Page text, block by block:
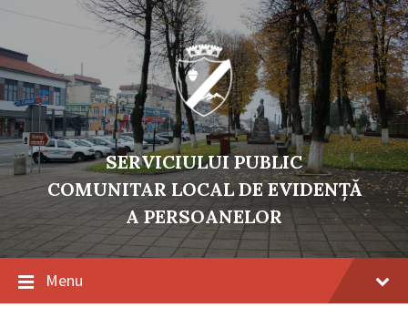
navigation
SERVICIULUI PUBLIC
COMUNITAR LOCAL DE EVIDENŢĂ
A PERSOANELOR
Menu